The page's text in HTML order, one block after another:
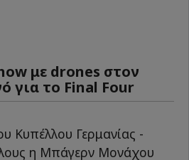
με drones στον
για το Final Four